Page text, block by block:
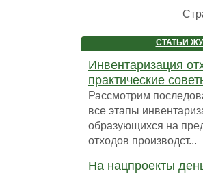
СТАТЬИ
Инвентаризация
практические
Рассмотрим
все этапы
образующихся на
отходов производст...
На нацпроекты